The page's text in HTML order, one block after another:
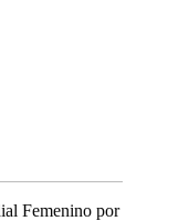
Femenino por